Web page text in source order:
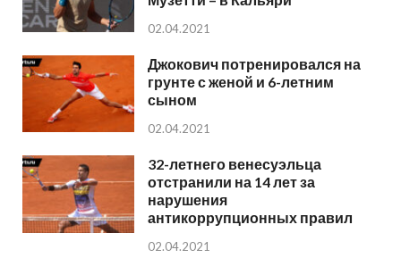
02.04.2021
Джокович потренировался на
грунте с женой и 6-летним
сыном
02.04.2021
32-летнего венесуэльца
отстранили на 14 лет за
нарушения
антикоррупционных правил
02.04.2021